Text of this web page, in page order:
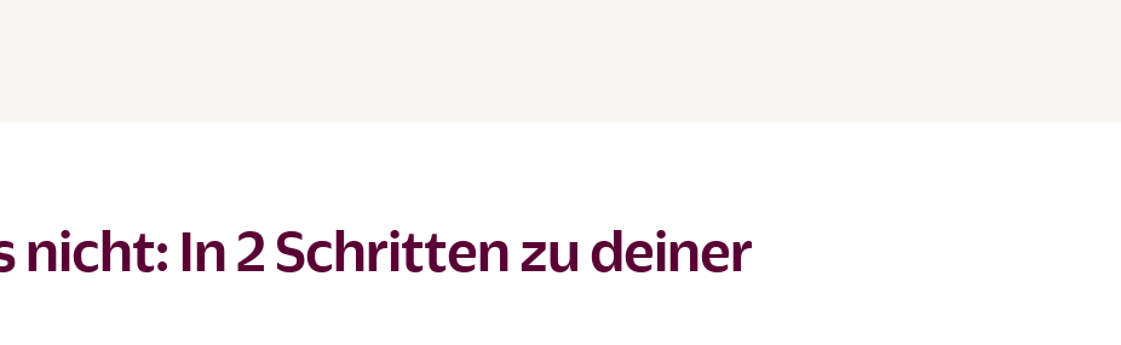
nicht: In 2 Schritten zu deiner